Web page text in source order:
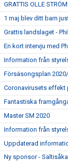
GRATTIS OLLE
1 maj blev ditt barn
Grattis landslaget -
En kort intervju med
Information från
Försäsongsplan 2020/
Coronavirusets effekt
Fantastiska
Master SM 2020
Information från
Uppdaterad
Ny sponsor -